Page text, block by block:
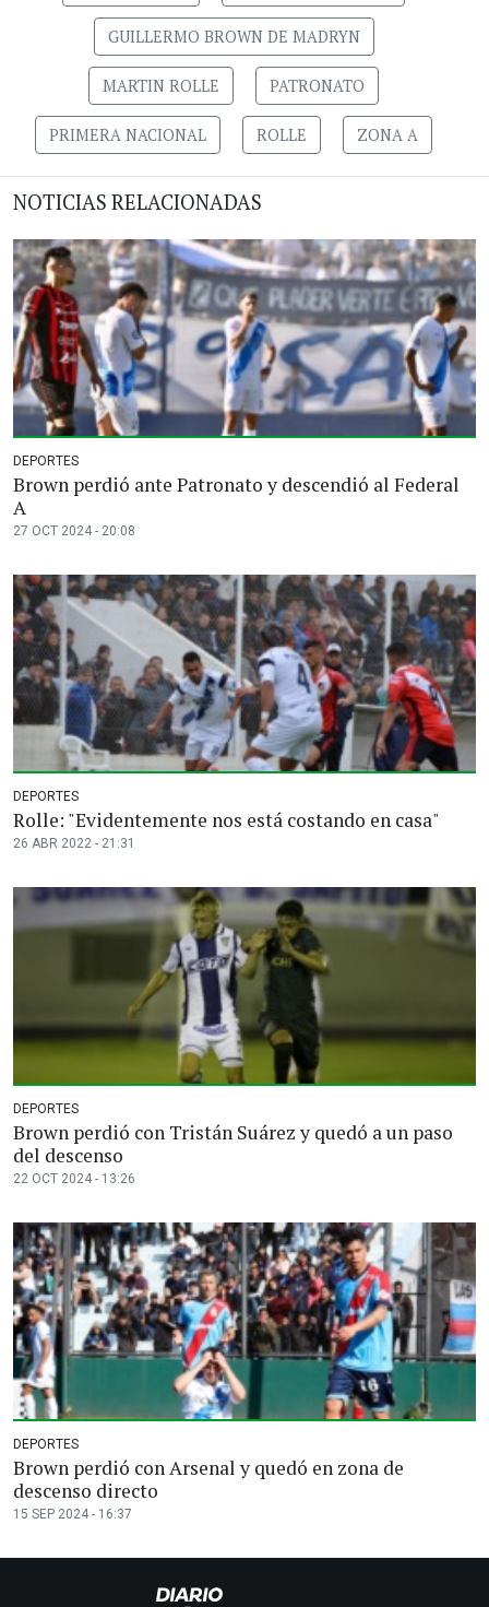
GUILLERMO BROWN DE MADRYN
MARTIN ROLLE PATRONATO
PRIMERA NACIONAL ROLLE ZONA A
NOTICIAS RELACIONADAS
DEPORTES
Brown perdió ante Patronato y descendió al Federal
A
27 OCT 2024 - 20:08
DEPORTES
Rolle: "Evidentemente nos está costando en casa"
26 ABR 2022 - 21:31
DEPORTES
Brown perdió con Tristán Suárez y quedó a un paso
del descenso
22 OCT 2024 - 13:26
DEPORTES
Brown perdió con Arsenal y quedó en zona de
descenso directo
15 SEP 2024 - 16:37